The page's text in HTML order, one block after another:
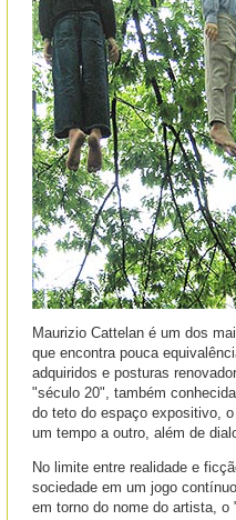
Maurizio Cattelan é um dos
que encontra pouca
adquiridos e posturas
"século 20", também
do teto do espaço expositivo,
um tempo a outro, além de
No limite entre realidade e
sociedade em um jogo
em torno do nome do artista,